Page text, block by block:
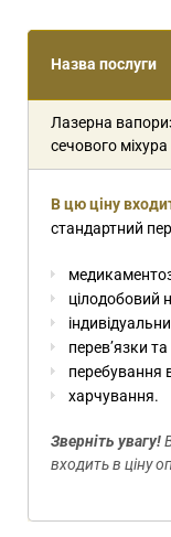
Назва послуги
Лазерна
сечового міхура
В цю ціну
стандартний
цілодобовий
перев’язки та
перебування в
харчування.
Зверніть увагу!
входить в ціну